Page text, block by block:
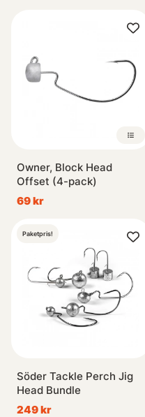
Owner, Block Head
Offset (4-pack)
69 kr
Paketpris!
Söder Tackle Perch Jig
Head Bundle
249 kr